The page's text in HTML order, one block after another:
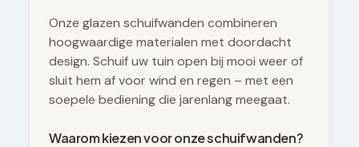
Onze glazen schuifwanden combineren
hoogwaardige materialen met doordacht
design. Schuif uw tuin open bij mooi weer of
sluit hem af voor wind en regen – met een
soepele bediening die jarenlang meegaat.
Waarom kiezen voor onze schuifwanden?